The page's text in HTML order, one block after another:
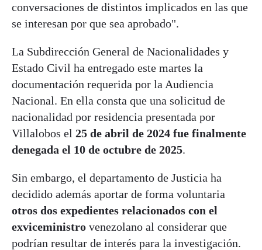
conversaciones de distintos implicados en las que
se interesan por que sea aprobado".
La Subdirección General de Nacionalidades y
Estado Civil ha entregado este martes la
documentación requerida por la Audiencia
Nacional. En ella consta que una solicitud de
nacionalidad por residencia presentada por
Villalobos el 25 de abril de 2024 fue finalmente
denegada el 10 de octubre de 2025.
Sin embargo, el departamento de Justicia ha
decidido además aportar de forma voluntaria
otros dos expedientes relacionados con el
exviceministro venezolano al considerar que
podrían resultar de interés para la investigación.